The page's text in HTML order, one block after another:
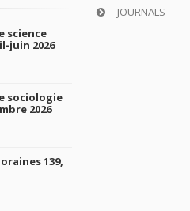
science
juin 2026
sociologie
2026
139,
JOURNALS